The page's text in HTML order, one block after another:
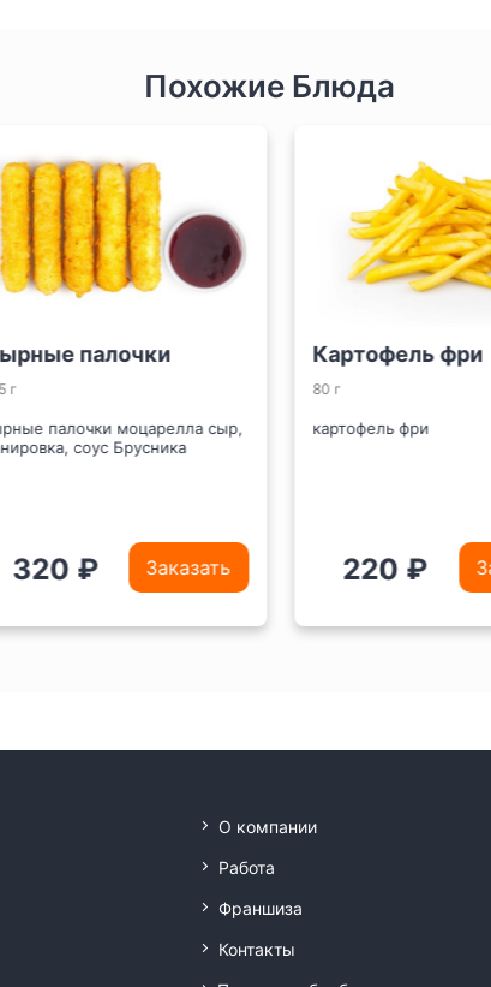
Похожие Блюда
палочки
палочки моцарелла сыр,
соус Брусника
320 ₽ Заказать
Картофель фри
80 г
картофель фри
220 ₽
О компании
Работа
Франшиза
Контакты